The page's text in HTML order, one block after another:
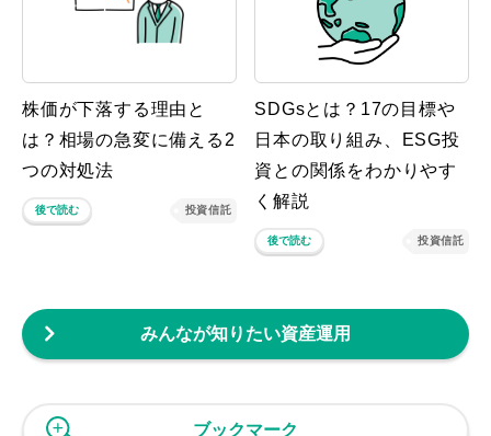
株価が下落する理由と
は？相場の急変に備える2
つの対処法
後で読む 投資信託
SDGsとは？17の目標や
日本の取り組み、ESG投
資との関係をわかりやす
く解説
後で読む 投資信託
みんなが知りたい資産運用
ブックマーク